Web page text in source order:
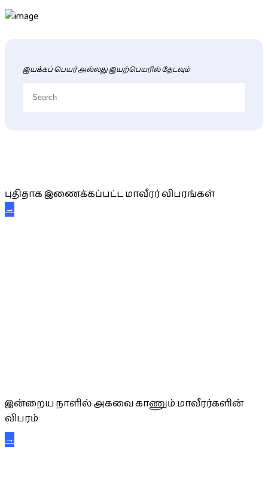
இயக்கப் பெயர் அல்லது இயற்பெயரில் தேடவும்
புதிதாக இணைக்கப்பட்ட மாவீரர் விபரங்கள்
→
இன்றைய நாளில் அகவை காணும் மாவீரர்களின்
விபரம்
→